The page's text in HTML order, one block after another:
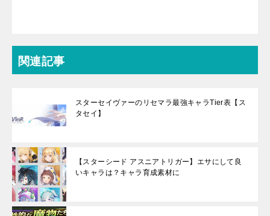
関連記事
スターセイヴァーのリセマラ最強キャラTier表【ス
タセイ】
【スターシード アスニアトリガー】エサにして良
いキャラは？キャラ育成素材に